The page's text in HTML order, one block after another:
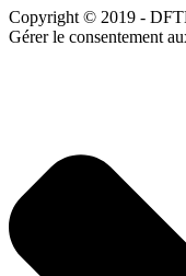
Copyright © 2019 -
Gérer le consentement